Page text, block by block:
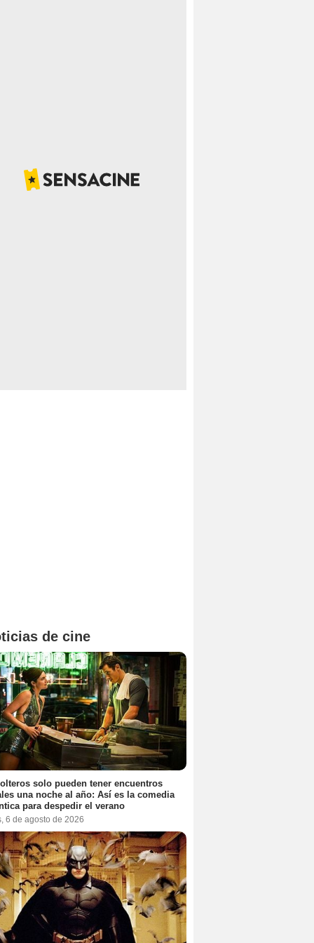
de cine
solo pueden tener encuentros
una noche al año: Así es la comedia
para despedir el verano
6 de agosto de 2026